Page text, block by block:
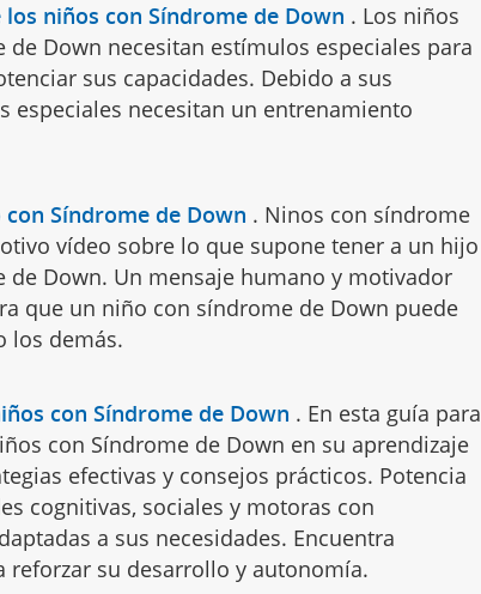
los niños con Síndrome de Down . Los niños
de Down necesitan estímulos especiales para
sus capacidades. Debido a sus
especiales necesitan un entrenamiento
Síndrome de Down . Ninos con síndrome
vídeo sobre lo que supone tener a un hijo
de Down. Un mensaje humano y motivador
que un niño con síndrome de Down puede
los demás.
con Síndrome de Down . En esta guía para
con Síndrome de Down en su aprendizaje
efectivas y consejos prácticos. Potencia
cognitivas, sociales y motoras con
a sus necesidades. Encuentra
su desarrollo y autonomía.